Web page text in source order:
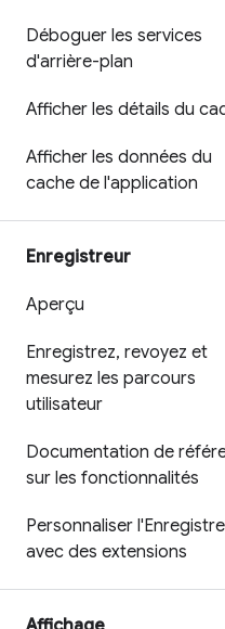
Déboguer les services
d'arrière-plan
Afficher les détails du
Afficher les données du
cache de l'application
Enregistreur
Aperçu
Enregistrez, revoyez et
mesurez les parcours
utilisateur
Documentation de
sur les fonctionnalités
Personnaliser
avec des extensions